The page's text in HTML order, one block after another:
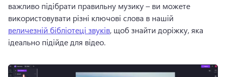
важливо підібрати правильну музику – ви можете
використовувати різні ключові слова в нашій
величезній бібліотеці звуків, щоб знайти доріжку, яка
ідеально підійде для відео.